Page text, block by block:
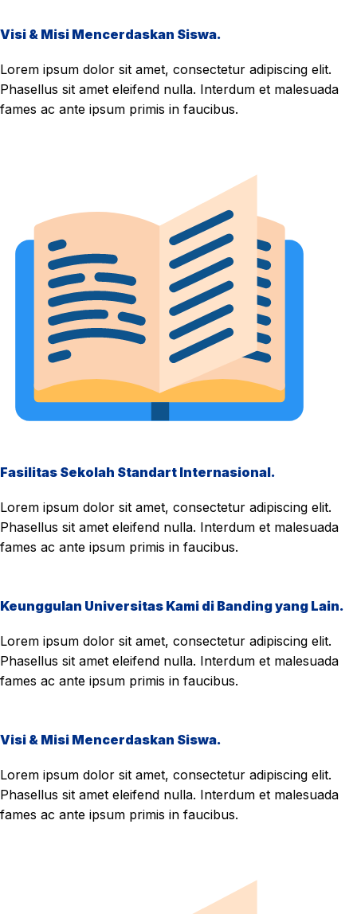
Visi & Misi Mencerdaskan Siswa.
Lorem ipsum dolor sit amet, consectetur adipiscing elit.
Phasellus sit amet eleifend nulla. Interdum et malesuada
fames ac ante ipsum primis in faucibus.
Fasilitas Sekolah Standart Internasional.
Lorem ipsum dolor sit amet, consectetur adipiscing elit.
Phasellus sit amet eleifend nulla. Interdum et malesuada
fames ac ante ipsum primis in faucibus.
Keunggulan Universitas Kami di Banding yang Lain.
Lorem ipsum dolor sit amet, consectetur adipiscing elit.
Phasellus sit amet eleifend nulla. Interdum et malesuada
fames ac ante ipsum primis in faucibus.
Visi & Misi Mencerdaskan Siswa.
Lorem ipsum dolor sit amet, consectetur adipiscing elit.
Phasellus sit amet eleifend nulla. Interdum et malesuada
fames ac ante ipsum primis in faucibus.